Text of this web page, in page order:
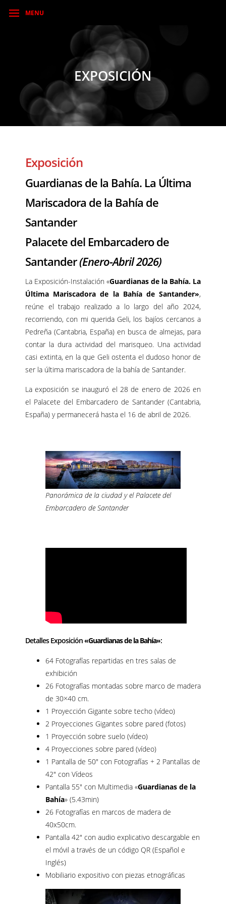
MENU
EXPOSICIÓN
Exposición
Guardianas de la Bahía. La Última
Mariscadora de la Bahía de
Santander
Palacete del Embarcadero de
Santander(Enero-Abril 2026)
La Exposición-Instalación «Guardianas de la Bahía. La
Última Mariscadora de la Bahía de Santander»,
reúne el trabajo realizado a lo largo del año 2024,
recorriendo, con mi querida Geli, los bajíos cercanos a
Pedreña (Cantabria, España) en busca de almejas, para
contar la dura actividad del marisqueo. Una actividad
casi extinta, en la que Geli ostenta el dudoso honor de
ser la última mariscadora de la bahía de Santander.
La exposición se inauguró el 28 de enero de 2026 en
el Palacete del Embarcadero de Santander (Cantabria,
España) y permanecerá hasta el 16 de abril de 2026.
Panorámica de la ciudad y el Palacete del
Embarcadero de Santander
Detalles Exposición«Guardianas de la Bahía»:
64 Fotografías repartidas en tres salas de
exhibición
26 Fotografías montadas sobre marco de madera
de 30×40 cm.
1 Proyección Gigante sobre techo (vídeo)
2 Proyecciones Gigantes sobre pared (fotos)
1 Proyección sobre suelo (vídeo)
4 Proyecciones sobre pared (vídeo)
1 Pantalla de 50″ con Fotografías + 2 Pantallas de
42″ con Vídeos
Pantalla 55″ con Multimedia «Guardianas de la
Bahía» (5.43min)
26 Fotografías en marcos de madera de
40x50cm.
Pantalla 42″ con audio explicativo descargable en
el móvil a través de un código QR (Español e
Inglés)
Mobiliario expositivo con piezas etnográficas